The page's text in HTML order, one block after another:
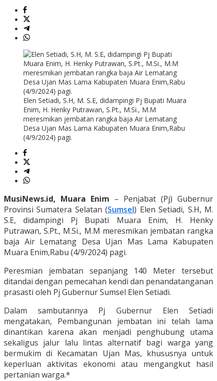
Elen Setiadi, S.H, M. S.E, didampingi Pj Bupati Muara
Enim, H. Henky Putrawan, S.Pt., M.Si., M.M
meresmikan jembatan rangka baja Air Lematang
Desa Ujan Mas Lama Kabupaten Muara Enim,Rabu
(4/9/2024) pagi.
MusiNews.id, Muara Enim – Penjabat (Pj) Gubernur
Provinsi Sumatera Selatan (Sumsel) Elen Setiadi, S.H, M.
S.E, didampingi Pj Bupati Muara Enim, H. Henky
Putrawan, S.Pt., M.Si., M.M meresmikan jembatan rangka
baja Air Lematang Desa Ujan Mas Lama Kabupaten
Muara Enim,Rabu (4/9/2024) pagi.
Peresmian jembatan sepanjang 140 Meter tersebut
ditandai dengan pemecahan kendi dan penandatanganan
prasasti oleh Pj Gubernur Sumsel Elen Setiadi.
Dalam sambutannya Pj Gubernur Elen Setiadi
mengatakan, Pembangunan jembatan ini telah lama
dinantikan karena akan menjadi penghubung utama
sekaligus jalur lalu lintas alternatif bagi warga yang
bermukim di Kecamatan Ujan Mas, khususnya untuk
keperluan aktivitas ekonomi atau mengangkut hasil
pertanian warga.*